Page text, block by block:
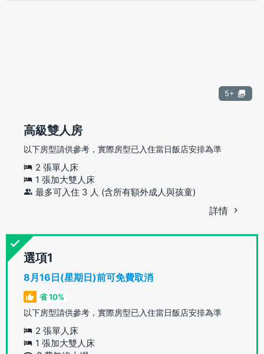
5+
高級雙人房
以下房型請供參考，實際房型已入住當日飯店安排為準
2 張單人床
1 張加大雙人床
最多可入住 3 人 (含所有額外成人與孩童)
詳情
選項
8月16日(星期日)前可免費取消
省 10%
以下房型請供參考，實際房型已入住當日飯店安排為準
2 張單人床
1 張加大雙人床